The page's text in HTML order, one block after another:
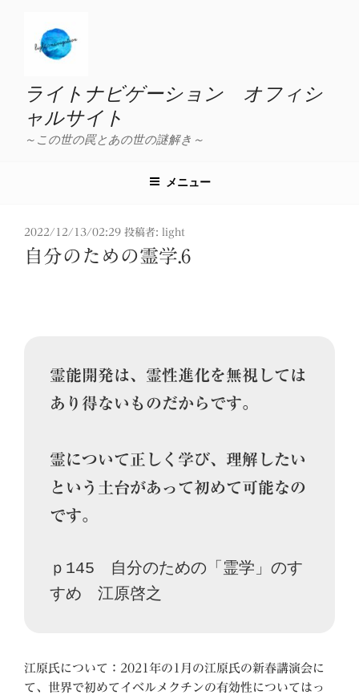
ライトナビゲーション オフィシ
ャルサイト
～この世の罠とあの世の謎解き～
メニュー
投
稿
日:
2022/12/13/02:29 投稿者: light
自分のための霊学.6
霊能開発は、霊性進化を無視しては
あり得ないものだからです。
霊について正しく学び、理解したい
という土台があって初めて可能なの
です。
ｐ145　自分のための「霊学」のす
すめ　江原啓之
江原氏について：2021年の1月の江原氏の新春講演会に
て、世界で初めてイベルメクチンの有効性についてはっ